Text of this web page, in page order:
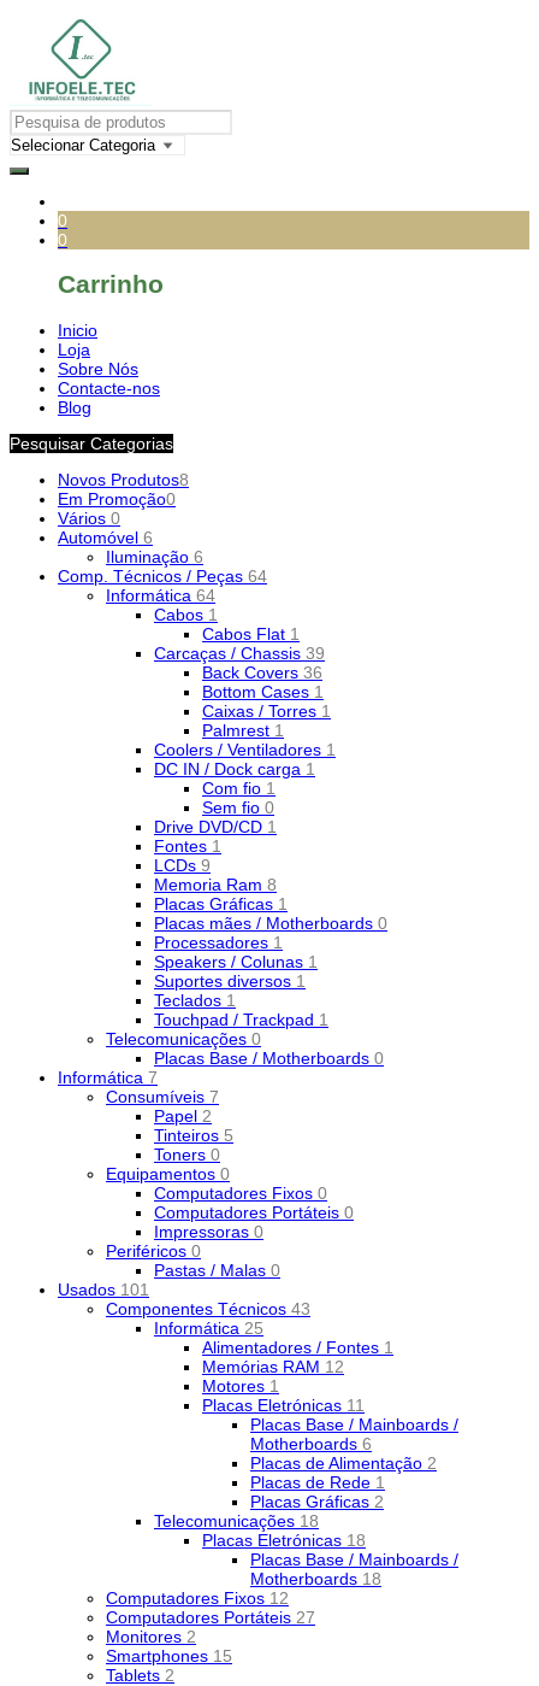
0
0
Carrinho
Inicio
Loja
Sobre Nós
Contacte-nos
Blog
Pesquisar Categorias
Novos Produtos8
Em Promoção0
Vários 0
Automóvel 6
Iluminação 6
Comp. Técnicos / Peças 64
Informática 64
Cabos 1
Cabos Flat 1
Carcaças / Chassis 39
Back Covers 36
Bottom Cases 1
Caixas / Torres 1
Palmrest 1
Coolers / Ventiladores 1
DC IN / Dock carga 1
Com fio 1
Sem fio 0
Drive DVD/CD 1
Fontes 1
LCDs 9
Memoria Ram 8
Placas Gráficas 1
Placas mães / Motherboards 0
Processadores 1
Speakers / Colunas 1
Suportes diversos 1
Teclados 1
Touchpad / Trackpad 1
Telecomunicações 0
Placas Base / Motherboards 0
Informática 7
Consumíveis 7
Papel 2
Tinteiros 5
Toners 0
Equipamentos 0
Computadores Fixos 0
Computadores Portáteis 0
Impressoras 0
Periféricos 0
Pastas / Malas 0
Usados 101
Componentes Técnicos 43
Informática 25
Alimentadores / Fontes 1
Memórias RAM 12
Motores 1
Placas Eletrónicas 11
Placas Base / Mainboards /
Motherboards 6
Placas de Alimentação 2
Placas de Rede 1
Placas Gráficas 2
Telecomunicações 18
Placas Eletrónicas 18
Placas Base / Mainboards /
Motherboards 18
Computadores Fixos 12
Computadores Portáteis 27
Monitores 2
Smartphones 15
Tablets 2